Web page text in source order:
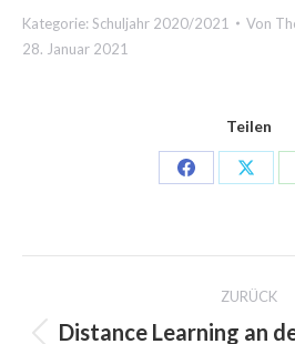
Kategorie: Schuljahr 2020/2021 Von
28. Januar 2021
Teilen
Share
Share
NAVIGATION
ZURÜCK
Distance Learning an